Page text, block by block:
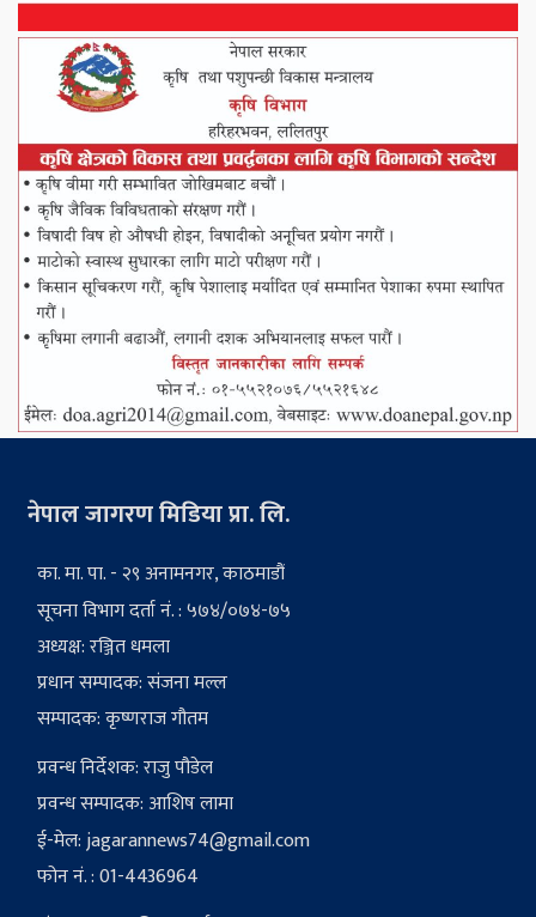
नेपाल जागरण मिडिया प्रा. लि.
का. मा. पा. - २९ अनामनगर, काठमाडौं
सूचना विभाग दर्ता नं. : ५७४/०७४-७५
अध्यक्ष: रञ्जित धमला
प्रधान सम्पादक: संजना मल्ल
सम्पादक: कृष्णराज गौतम
प्रवन्ध निर्देशक: राजु पौडेल
प्रवन्ध सम्पादक: आशिष लामा
ई-मेल:jagarannews74@gmail.com
फोन नं. : 01-4436964